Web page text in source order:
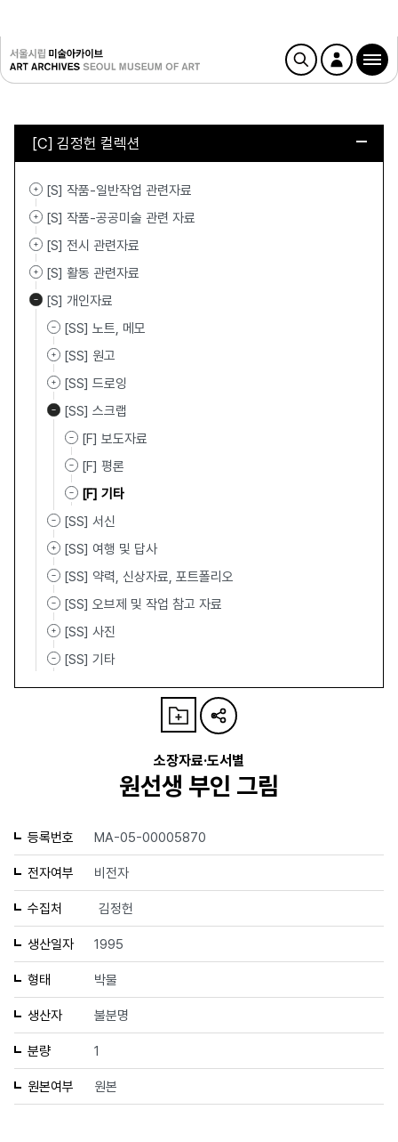
[C] 김정헌 컬렉션
[S] 작품-일반작업 관련자료
[S] 작품-공공미술 관련 자료
[S] 전시 관련자료
[S] 활동 관련자료
[S] 개인자료
[SS] 노트, 메모
[SS] 원고
[SS] 드로잉
[SS] 스크랩
[F] 보도자료
[F] 평론
[F] 기타
[SS] 서신
[SS] 여행 및 답사
[SS] 약력, 신상자료, 포트폴리오
[SS] 오브제 및 작업 참고 자료
[SS] 사진
[SS] 기타
소장자료·도서별
원선생 부인 그림
등록번호 MA-05-00005870
전자여부 비전자
수집처 김정헌
생산일자 1995
형태 박물
생산자 불분명
분량 1
원본여부 원본